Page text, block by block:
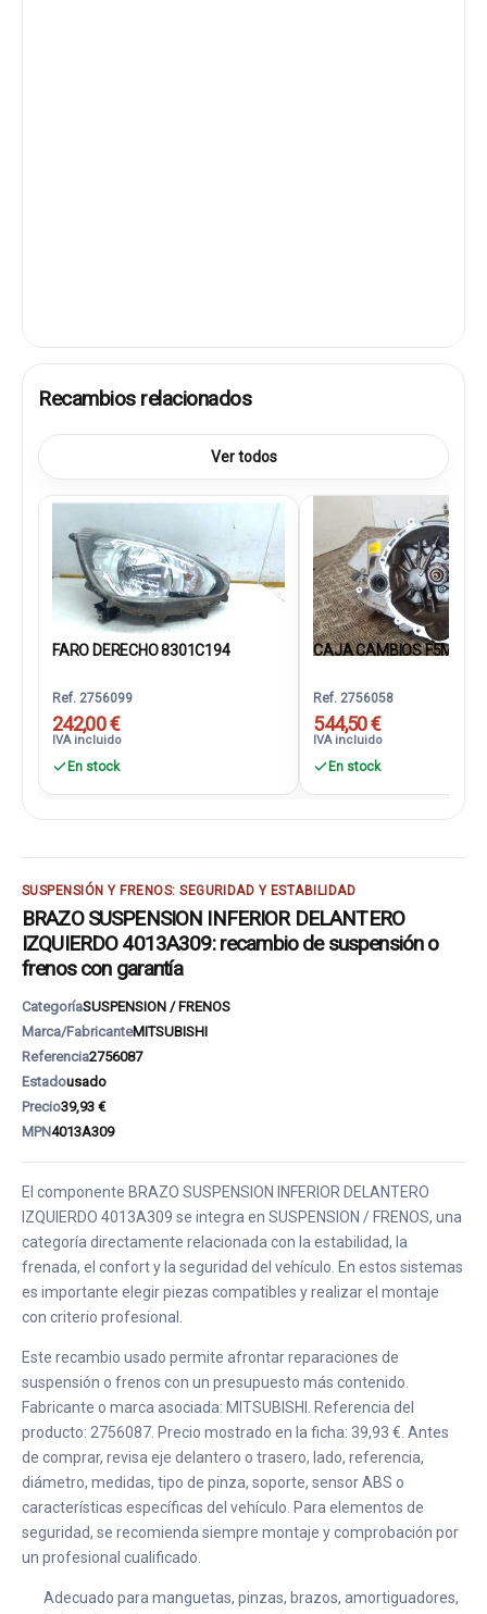
Recambios relacionados
Ver todos
FARO DERECHO 8301C194
Ref. 2756099
242,00 €
IVA incluido
En stock
CAJA CAMBIOS F5MBD
Ref. 2756058
544,50 €
IVA incluido
En stock
SUSPENSIÓN Y FRENOS: SEGURIDAD Y ESTABILIDAD
BRAZO SUSPENSION INFERIOR DELANTERO
IZQUIERDO 4013A309: recambio de suspensión o
frenos con garantía
CategoríaSUSPENSION / FRENOS
Marca/FabricanteMITSUBISHI
Referencia2756087
Estadousado
Precio39,93 €
MPN4013A309
El componente BRAZO SUSPENSION INFERIOR DELANTERO
IZQUIERDO 4013A309 se integra en SUSPENSION / FRENOS, una
categoría directamente relacionada con la estabilidad, la
frenada, el confort y la seguridad del vehículo. En estos sistemas
es importante elegir piezas compatibles y realizar el montaje
con criterio profesional.
Este recambio usado permite afrontar reparaciones de
suspensión o frenos con un presupuesto más contenido.
Fabricante o marca asociada: MITSUBISHI. Referencia del
producto: 2756087. Precio mostrado en la ficha: 39,93 €. Antes
de comprar, revisa eje delantero o trasero, lado, referencia,
diámetro, medidas, tipo de pinza, soporte, sensor ABS o
características específicas del vehículo. Para elementos de
seguridad, se recomienda siempre montaje y comprobación por
un profesional cualificado.
Adecuado para manguetas, pinzas, brazos, amortiguadores,